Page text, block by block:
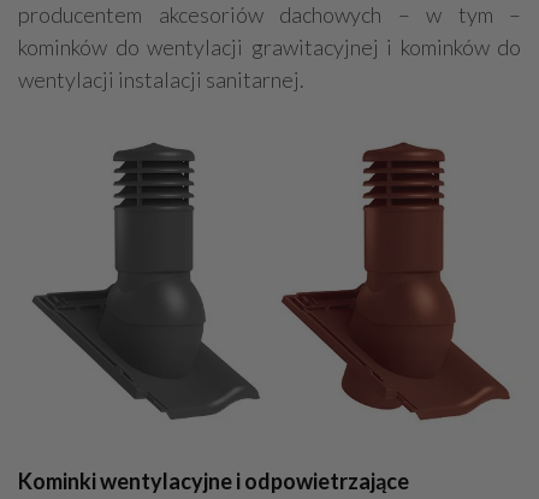
producentem akcesoriów dachowych – w tym –
kominków do wentylacji grawitacyjnej i kominków do
wentylacji instalacji sanitarnej.
Kominki wentylacyjne i odpowietrzające